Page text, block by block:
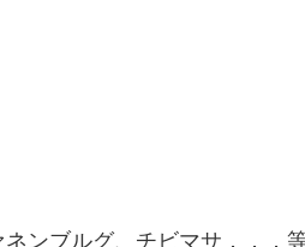
ンブルグ、チビマサ．．．